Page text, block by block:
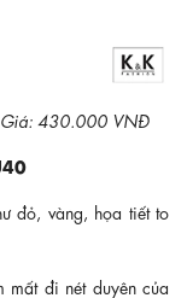
Giá: 430.000 VNĐ
đỏ, vàng, họa tiết to
mất đi nét duyên của